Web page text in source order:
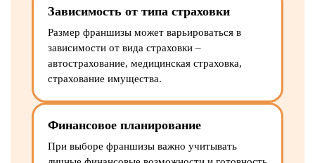
Зависимость от типа страховки
Размер франшизы может варьироваться в
зависимости от вида страховки –
автострахование, медицинская страховка,
страхование имущества.
Финансовое планирование
При выборе франшизы важно учитывать